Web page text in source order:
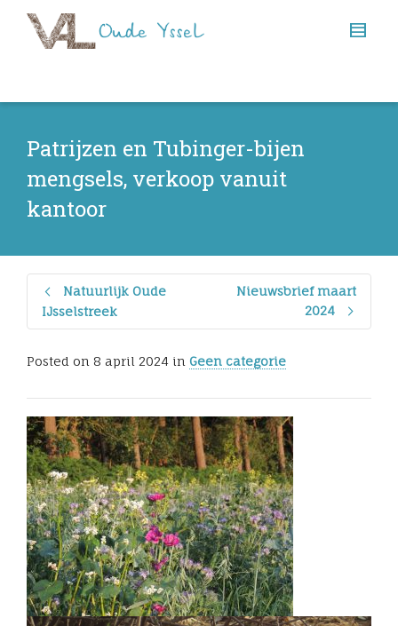
Patrijzen en Tubinger-bijen
mengsels, verkoop vanuit
kantoor
Natuurlijk Oude
IJsselstreek
Nieuwsbrief maart
2024
Posted on 8 april 2024 in Geen categorie